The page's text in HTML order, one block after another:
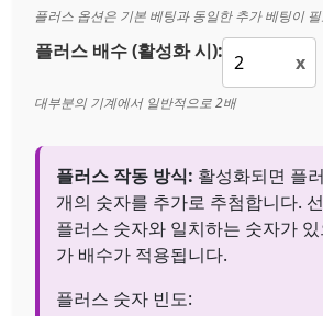
플러스 옵션은 기본 베팅과 동일한 추가 베팅이
플러스 배수 (활성화 시): x
대부분의 기계에서 일반적으로 2배
플러스 작동 방식: 활성화되면 플
개의 숫자를 추가로 추첨합니다.
플러스 숫자와 일치하는 숫자가
가 배수가 적용됩니다.
플러스 숫자 빈도: